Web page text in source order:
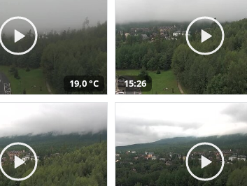
19,0 °C 15:26